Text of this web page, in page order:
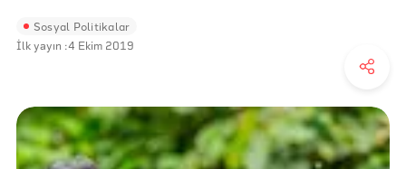
Sosyal Politikalar
İlk yayın :4 Ekim 2019